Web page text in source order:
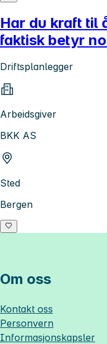
Har du kraft til
faktisk betyr
Driftsplanlegger
Arbeidsgiver
BKK AS
Sted
Bergen
Om oss
Kontakt oss
Personvern
Informasjonskapsler